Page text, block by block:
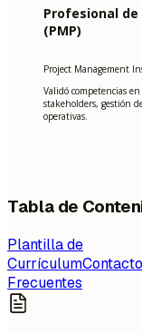
Profesional
(PMP)
Project Management
Validó competencias
stakeholders, gestión
operativas.
Tabla de
Plantilla de
CurrículumContacto
Frecuentes